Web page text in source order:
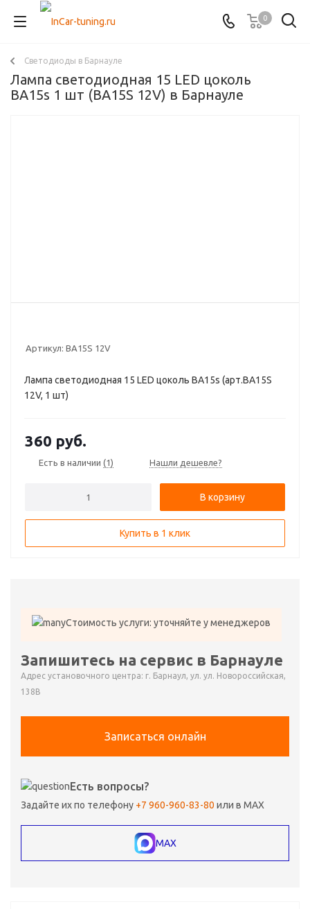
0
Светодиоды в Барнауле
Лампа светодиодная 15 LED цоколь
BA15s 1 шт (BA15S 12V) в Барнауле
Артикул: BA15S 12V
Лампа светодиодная 15 LED цоколь BA15s (арт.BA15S
12V, 1 шт)
360 руб.
Есть в наличии (1) Нашли дешевле?
В корзину
Купить в 1 клик
Стоимость услуги: уточняйте у менеджеров
Запишитесь на сервис в Барнауле
Адрес установочного центра: г. Барнаул, ул. ул. Новороссийская,
138В
Записаться онлайн
Есть вопросы?
Задайте их по телефону +7 960-960-83-80 или в MAX
MAX